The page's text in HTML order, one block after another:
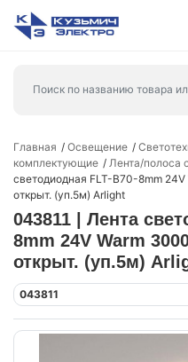
Главная Освещение
комплектующие
Лента/полоса
светодиодная FLT-B70-8mm
открыт. (уп.5м) Arlight
043811 | Лента
8mm 24V Warm
открыт. (уп.5м)
043811